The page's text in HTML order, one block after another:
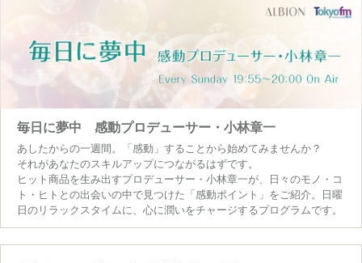
毎日に夢中 感動プロデューサー・小林章一
あしたからの一週間。「感動」することから始めてみませんか？
それがあなたのスキルアップにつながるはずです。
ヒット商品を生み出すプロデューサー・小林章一が、日々のモノ・コ
ト・ヒトとの出会いの中で見つけた「感動ポイント」をご紹介。日曜
日のリラックスタイムに、心に潤いをチャージするプログラムです。